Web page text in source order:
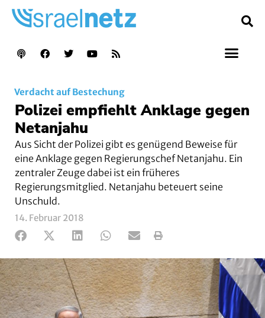
Verdacht auf Bestechung
Polizei empfiehlt Anklage gegen
Netanjahu
Aus Sicht der Polizei gibt es genügend Beweise für
eine Anklage gegen Regierungschef Netanjahu. Ein
zentraler Zeuge dabei ist ein früheres
Regierungsmitglied. Netanjahu beteuert seine
Unschuld.
14. Februar 2018